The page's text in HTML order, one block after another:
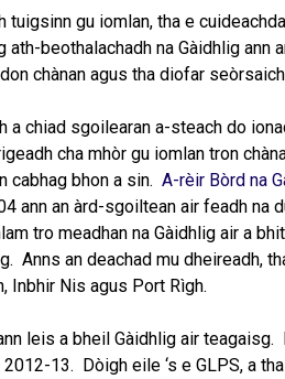
tuigsinn gu iomlan, tha e
ath-beothalachadh na Gàidhlig
chànan agus tha diofar
a chiad sgoilearan a-steach do
cha mhòr gu iomlan tron
cabhag bhon a sin. A-rèir Bòrd na
ann an àrd-sgoiltean air feadh na
tro meadhan na Gàidhlig air a
Anns an deachad mu dheireadh,
Inbhir Nis agus Port Rìgh.
leis a bheil Gàidhlig air teagaisg.
13. Dòigh eile ‘s e GLPS, a tha